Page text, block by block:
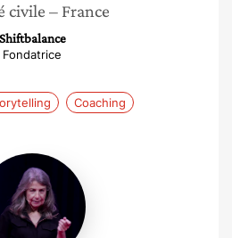
civile – France
Shiftbalance
Fondatrice
Coaching
Nadalette
La
Fonta